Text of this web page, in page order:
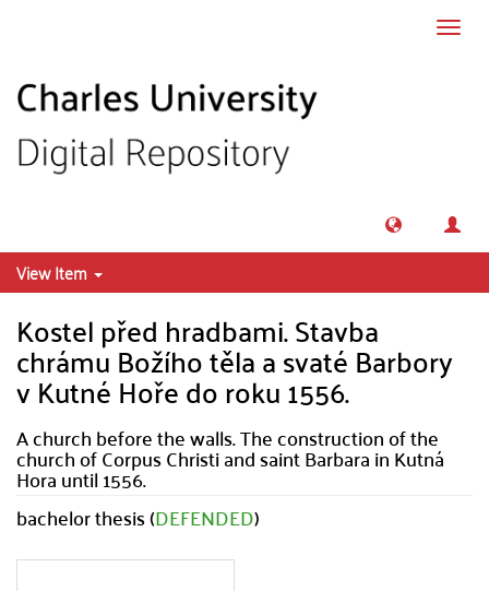
View Item
Kostel před hradbami. Stavba
chrámu Božího těla a svaté Barbory
v Kutné Hoře do roku 1556.
A church before the walls. The construction of the
church of Corpus Christi and saint Barbara in Kutná
Hora until 1556.
bachelor thesis (DEFENDED)